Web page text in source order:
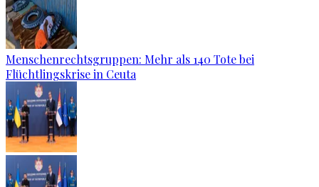
Menschenrechtsgruppen: Mehr als 140 Tote bei
Flüchtlingskrise in Ceuta